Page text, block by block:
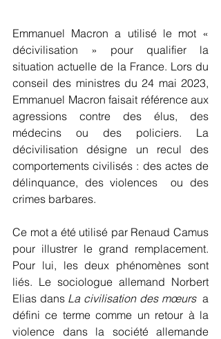
Emmanuel Macron a utilisé le mot «
décivilisation » pour qualifier la
situation actuelle de la France. Lors du
conseil des ministres du 24 mai 2023,
Emmanuel Macron faisait référence aux
agressions contre des élus, des
médecins ou des policiers. La
décivilisation désigne un recul des
comportements civilisés : des actes de
délinquance, des violences  ou des
crimes barbares.
Ce mot a été utilisé par Renaud Camus
pour illustrer le grand remplacement.
Pour lui, les deux phénomènes sont
liés. Le sociologue allemand Norbert
Elias dans La civilisation des mœurs a
défini ce terme comme un retour à la
violence dans la société allemande